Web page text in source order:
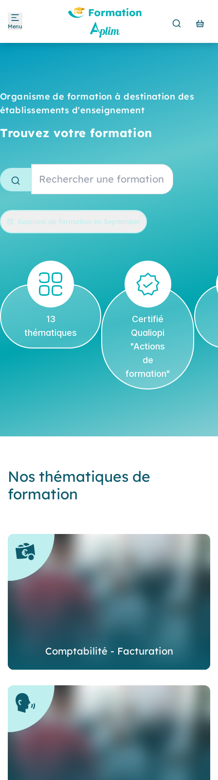
Menu
Organisme de formation à destination des
établissements d'enseignement
Trouvez votre formation
Sessions de formation en September
13
thématiques
Certifié
Qualiopi
"Actions
de
formation"
Nos thématiques de
formation
Comptabilité - Facturation